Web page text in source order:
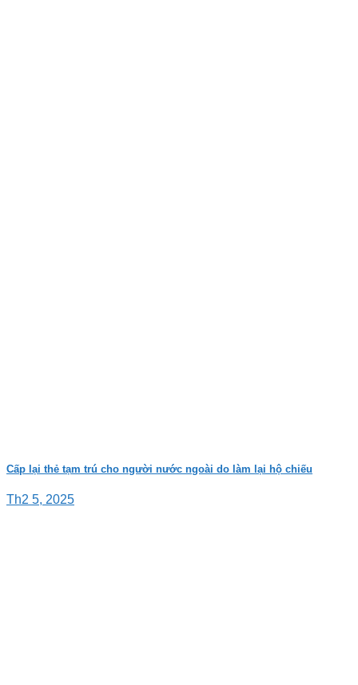
Cấp lại thẻ tạm trú cho người nước ngoài do làm lại hộ chiếu
Th2 5, 2025